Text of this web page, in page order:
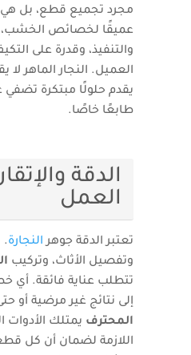
مجرد تجميع قطع، بل
عميقًا لخصائص الخشب،
والتنفيذ، وقدرة على
العميل. النجار الماهر
يقدم حلولًا مبتكرة
طابعًا خاصًا.
الدقة
العمل
تعتبر الدقة جوهرالنجارة.
وتفصيل الأثاث، وتركيب
تتطلب عناية فائقة. أي
إلى نتائج غير مرضية أو
المحترف يمتلك الأدوات
اللازمة لضمان أن كل